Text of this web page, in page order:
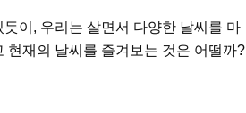
이, 우리는 살면서 다양한 날씨를 마
현재의 날씨를 즐겨보는 것은 어떨까?